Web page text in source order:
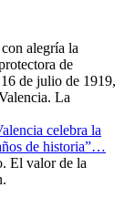
alegría la
de
de julio de 1919,
La
celebra la
de historia”…